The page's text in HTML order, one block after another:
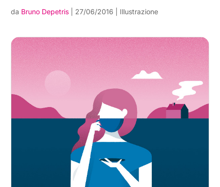
da Bruno Depetris 27/06/2016 Illustrazione